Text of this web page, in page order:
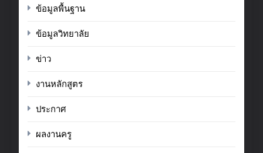
ข้อมูลพื้นฐาน
ข้อมูลวิทยาลัย
ข่าว
งานหลักสูตร
ประกาศ
ผลงานครู